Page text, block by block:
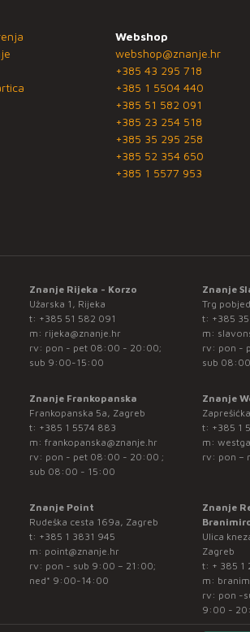
Webshop
webshop@znanje.hr
+385 43 295 718
+385 1 5504 440
+385 51 582 091
+385 23 254 518
+385 35 295 258
+385 52 354 650
+385 1 5577 953
Znanje Rijeka - Korzo
Užarska 1, Rijeka
t: +385 51 582 091
m: rijeka@znanje.hr
rv: pon - pet 08:00 - 20:00;
sub 9:00-15:00
Znanje
Trg
t: +385
m:
rv: pon -
sub
Znanje Frankopanska
Frankopanska 5a, Zagreb
t: +385 1 5574 883
m: frankopanska@znanje.hr
rv: pon - pet 08:00 - 20:00 ;
sub 08:00 - 15:00
Znanje
t: +385 1
m:
rv: pon –
Znanje Point
Rudeška cesta 169a, Zagreb
t: +385 1 3831 945
m: point@znanje.hr
rv: pon - sub 9:00 – 21:00;
ned* 9:00-14:00
Znanje
Ulica
Zagreb
t: + 385 1
m:
rv: pon -
9:00 -